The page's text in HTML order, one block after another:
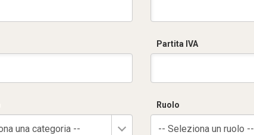
Partita IVA
una categoria --
Ruolo
-- Seleziona un ruolo --